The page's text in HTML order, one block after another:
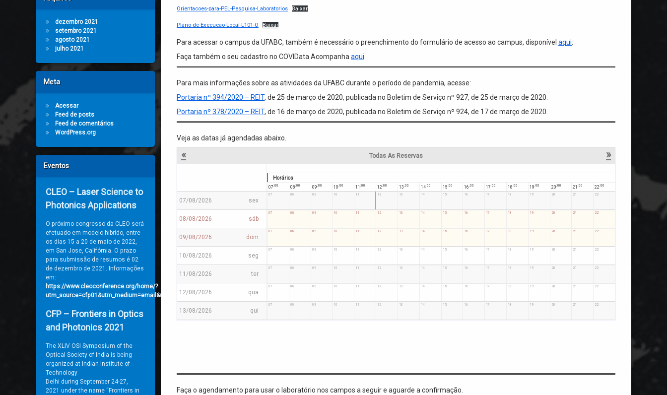
Orientacoes-para-PEL-Pesquisa-Laboratorios Baixar
Plano-de-Execucao-Local-L101-O Baixar
Para acessar o campus da UFABC, também é necessário o preenchimento do formulário de acesso ao campus, disponível aqui.
Faça também o seu cadastro no COVIData Acompanhaaqui.
Para mais informações sobre as atividades da UFABC durante o período de pandemia, acesse:
Portaria nº 394/2020 – REIT, de 25 de março de 2020, publicada no Boletim de Serviço nº 927, de 25 de março de 2020.
Portaria nº 378/2020 – REIT, de 16 de março de 2020, publicada no Boletim de Serviço nº 924, de 17 de março de 2020.
Veja as datas já agendadas abaixo.
« Todas As Reservas »
Horários
07:00 08:00 09:00 10:00 11:00 12:00 13:00 14:00 15:00 16:00 17:00 18:00 19:00 20:00 21:00 22:00
07/08/2026 sex
07
:00
08
:00
09
:00
10
:00
11
:00
12
:00
13
:00
14
:00
15
:00
16
:00
17
:00
18
:00
19
:00
20
:00
21
:00
22
:00
08/08/2026 sáb
07
:00
08
:00
09
:00
10
:00
11
:00
12
:00
13
:00
14
:00
15
:00
16
:00
17
:00
18
:00
19
:00
20
:00
21
:00
22
:00
09/08/2026 dom
07
:00
08
:00
09
:00
10
:00
11
:00
12
:00
13
:00
14
:00
15
:00
16
:00
17
:00
18
:00
19
:00
20
:00
21
:00
22
:00
10/08/2026 seg
07
:00
08
:00
09
:00
10
:00
11
:00
12
:00
13
:00
14
:00
15
:00
16
:00
17
:00
18
:00
19
:00
20
:00
21
:00
22
:00
11/08/2026 ter
07
:00
08
:00
09
:00
10
:00
11
:00
12
:00
13
:00
14
:00
15
:00
16
:00
17
:00
18
:00
19
:00
20
:00
21
:00
22
:00
12/08/2026 qua
07
:00
08
:00
09
:00
10
:00
11
:00
12
:00
13
:00
14
:00
15
:00
16
:00
17
:00
18
:00
19
:00
20
:00
21
:00
22
:00
13/08/2026 qui
07
:00
08
:00
09
:00
10
:00
11
:00
12
:00
13
:00
14
:00
15
:00
16
:00
17
:00
18
:00
19
:00
20
:00
21
:00
22
:00
Faça o agendamento para usar o laboratório nos campos a seguir e aguarde a confirmação.
dezembro 2021
setembro 2021
agosto 2021
julho 2021
Meta
Acessar
Feed de posts
Feed de comentários
WordPress.org
Eventos
CLEO – Laser Science to
Photonics Applications
O próximo congresso da CLEO será
efetuado em modelo híbrido, entre
os dias 15 a 20 de maio de 2022,
em San Jose, Califórnia. O prazo
para submissão de resumos é 02
de dezembro de 2021. Informações
em:
https://www.cleoconference.org/home/?
utm_source=cfp01&utm_medium=email&utm_campaign=22600_cleo
CFP – Frontiers in Optics
and Photonics 2021
The XLIV OSI Symposium of the
Optical Society of India is being
organized at Indian Institute of
Technology
Delhi during September 24-27,
2021 under the name “Frontiers in